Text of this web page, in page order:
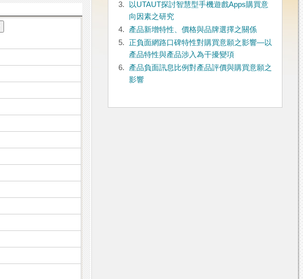
3.
以UTAUT探討智慧型手機遊戲Apps購買意
向因素之研究
4.
產品新增特性、價格與品牌選擇之關係
5.
正負面網路口碑特性對購買意願之影響—以
產品特性與產品涉入為干擾變項
6.
產品負面訊息比例對產品評價與購買意願之
影響